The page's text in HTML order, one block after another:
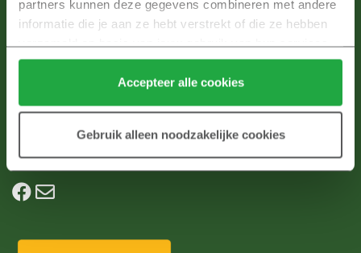
partners kunnen deze gegevens combineren met andere
informatie die je aan ze hebt verstrekt of die ze hebben
verzameld op basis van jouw gebruik van hun services.
Klik hier voor meer informatie over ons cookiebeleid.
Accepteer alle cookies
Gebruik alleen noodzakelijke cookies
Arkemheenweg, de A28 en de Bunschoterweg, de wijk Doornsteeg. In
Doornsteeg woon je midden in de natuur, met alle voorzieningen binnen
leefomgeving waarin jong en oud zich thuis voelen.
Heijmansnieuwbouw.nl